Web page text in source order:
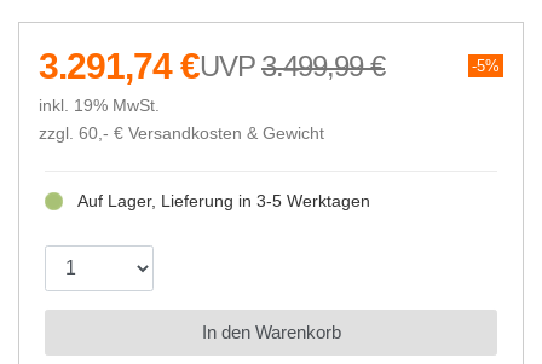
3.499,99 € 5%
3.291,74 €
inkl. 19% MwSt.
zzgl. 60,- € Versandkosten & Gewicht
Auf Lager, Lieferung in 3-5 Werktagen
In den Warenkorb